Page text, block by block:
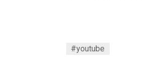
#youtube